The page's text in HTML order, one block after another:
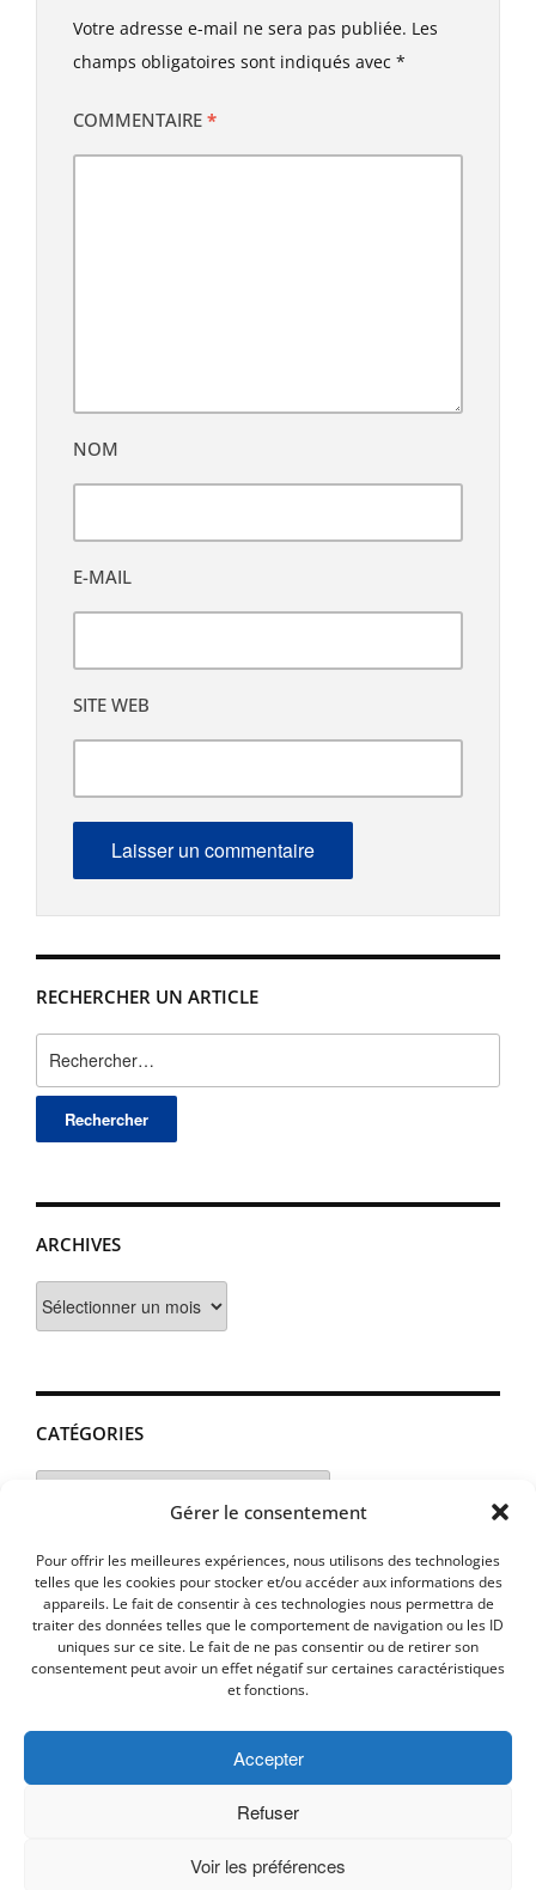
Gérer le consentement
Pour offrir les meilleures expériences, nous utilisons des technologies
telles que les cookies pour stocker et/ou accéder aux informations des
appareils. Le fait de consentir à ces technologies nous permettra de
traiter des données telles que le comportement de navigation ou les ID
uniques sur ce site. Le fait de ne pas consentir ou de retirer son
consentement peut avoir un effet négatif sur certaines caractéristiques
et fonctions.
Accepter
Refuser
Voir les préférences
RECHERCHER UN ARTICLE
ARCHIVES
CATÉGORIES
Catégories
Votre adresse e-mail ne sera pas publiée. Les
champs obligatoires sont indiqués avec *
COMMENTAIRE *
NOM
E-MAIL
SITE WEB
PLAN D’ACCES
Copyright © 2026 Commune de Lavalette - Aude.